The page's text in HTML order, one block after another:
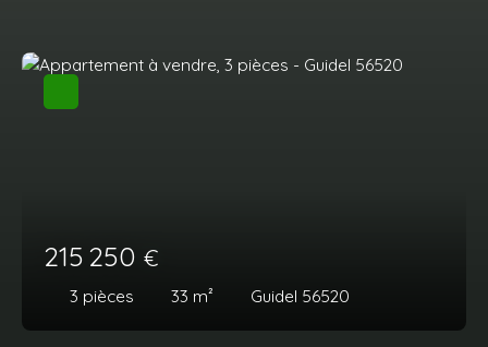
215 250 €
3 pièces 33 m² Guidel 56520